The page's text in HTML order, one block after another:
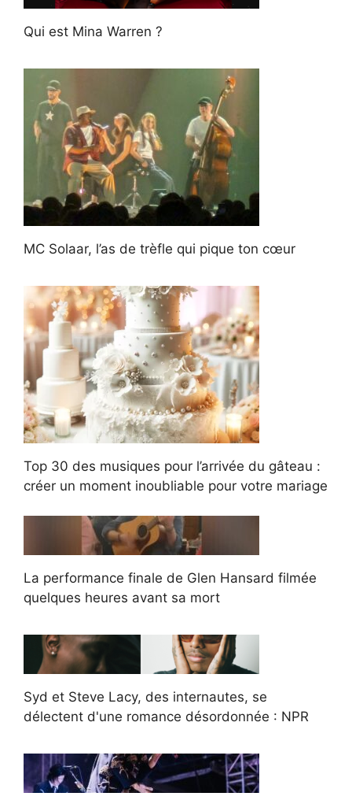
Qui est Mina Warren ?
MC Solaar, l’as de trèfle qui pique ton cœur
Top 30 des musiques pour l’arrivée du gâteau :
créer un moment inoubliable pour votre mariage
La performance finale de Glen Hansard filmée
quelques heures avant sa mort
Syd et Steve Lacy, des internautes, se
délectent d'une romance désordonnée : NPR